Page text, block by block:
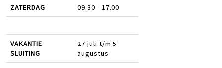
ZATERDAG 09.30 - 17.00
VAKANTIE
SLUITING
27 juli t/m 5
augustus